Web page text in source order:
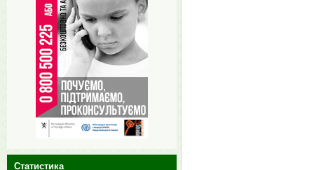
Статистика